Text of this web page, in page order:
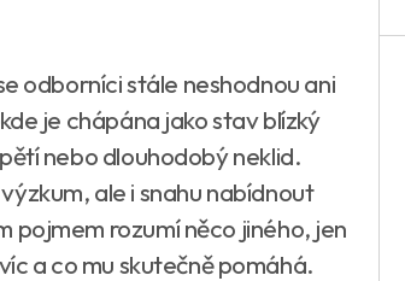
odborníci stále neshodnou ani
je chápána jako stav blízký
nebo dlouhodobý neklid.
ale i snahu nabídnout
pojmem rozumí něco jiného, jen
a co mu skutečně pomáhá.